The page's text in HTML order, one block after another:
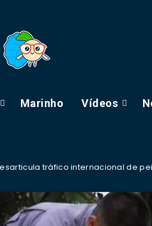
Marinho Vídeos
tráfico internacional de